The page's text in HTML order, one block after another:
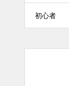
初心者